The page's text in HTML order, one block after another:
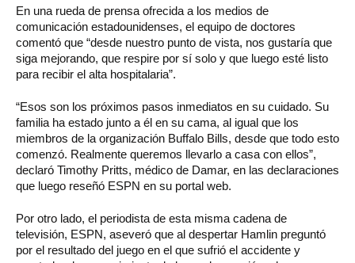
En una rueda de prensa ofrecida a los medios de
comunicación estadounidenses, el equipo de doctores
comentó que “desde nuestro punto de vista, nos gustaría que
siga mejorando, que respire por sí solo y que luego esté listo
para recibir el alta hospitalaria”.
“Esos son los próximos pasos inmediatos en su cuidado. Su
familia ha estado junto a él en su cama, al igual que los
miembros de la organización Buffalo Bills, desde que todo esto
comenzó. Realmente queremos llevarlo a casa con ellos”,
declaró Timothy Pritts, médico de Damar, en las declaraciones
que luego reseñó ESPN en su portal web.
Por otro lado, el periodista de esta misma cadena de
televisión, ESPN, aseveró que al despertar Hamlin preguntó
por el resultado del juego en el que sufrió el accidente y